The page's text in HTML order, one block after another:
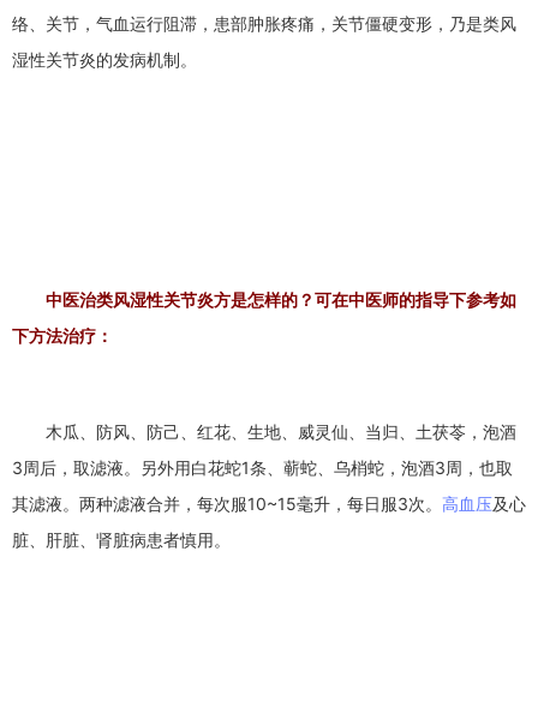
络、关节，气血运行阻滞，患部肿胀疼痛，关节僵硬变形，乃是类风
湿性关节炎的发病机制。
中医治类风湿性关节炎方是怎样的？可在中医师的指导下参考如
下方法治疗：
木瓜、防风、防己、红花、生地、威灵仙、当归、土茯苓，泡酒
3周后，取滤液。另外用白花蛇1条、蕲蛇、乌梢蛇，泡酒3周，也取
其滤液。两种滤液合并，每次服10~15毫升，每日服3次。 高血压及心
脏、肝脏、肾脏病患者慎用。